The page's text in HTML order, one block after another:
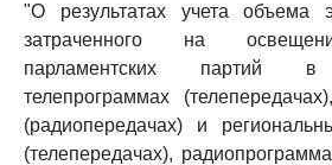
"О результатах учета объема
затраченного на
парламентских партий в
телепрограммах
(радиопередачах) и
(телепередачах),